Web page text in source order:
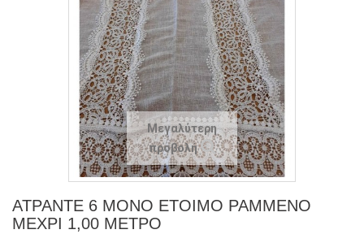
Μεγαλύτερη
προβολή
ΑΤΡΑΝΤΕ 6 ΜΟΝΟ ΕΤΟΙΜΟ ΡΑΜΜΕΝΟ
ΜΕΧΡΙ 1,00 ΜΕΤΡΟ